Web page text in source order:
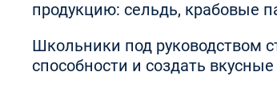
продукцию: сельдь, крабовые
Школьники под руководством
способности и создать